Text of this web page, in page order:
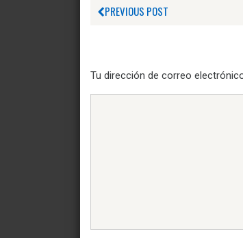
PREVIOUS POST
Tu dirección de correo